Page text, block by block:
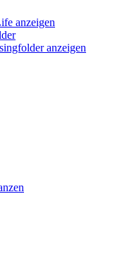
anzeigen
anzeigen